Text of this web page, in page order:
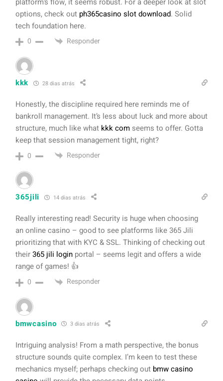
options, check out ph365casino slot download. Solid
tech foundation here.
0 Responder
kkk 28 dias atrás
Honestly, the discipline required here reminds me of
bankroll management. It’s less about luck and more about
structure, much like what kkk com seems to offer. Gotta
keep that session management tight, right?
0 Responder
365jili 14 dias atrás
Really interesting read! Security is huge when choosing
an online casino – good to see platforms like 365 Jili
prioritizing that with KYC & SSL. Thinking of checking out
their365 jili login portal – seems legit and offers a wide
range of games! 👍
0 Responder
bmwcasino 3 dias atrás
Intriguing analysis! From a math perspective, the bonus
structure sounds quite complex. I’m keen to test these
mechanics myself; perhaps checking out bmw casino